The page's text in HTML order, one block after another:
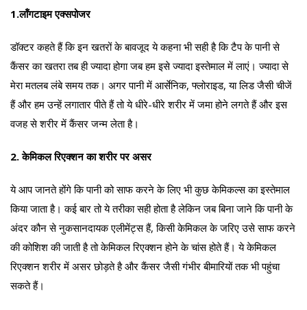
1.लॉंगटाइम एक्सपोजर
डॉक्टर कहते हैं कि इन खतरों के बावजूद ये कहना भी सही है कि टैप के पानी से
कैंसर का खतरा तब ही ज्यादा होगा जब हम इसे ज्यादा इस्तेमाल में लाएं। ज्यादा से
मेरा मतलब लंबे समय तक। अगर पानी में आर्सेनिक, फ्लोराइड, या लिड जैसी चीजें
हैं और हम उन्हें लगातार पीते हैं तो ये धीरे-धीरे शरीर में जमा होने लगते हैं और इस
वजह से शरीर में कैंसर जन्म लेता है।
2. केमिकल रिएक्शन का शरीर पर असर
ये आप जानते होंगे कि पानी को साफ करने के लिए भी कुछ केमिकल्स का इस्तेमाल
किया जाता है। कई बार तो ये तरीका सही होता है लेकिन जब बिना जाने कि पानी के
अंदर कौन से नुकसानदायक एलीमेंट्स हैं, किसी केमिकल के जरिए उसे साफ करने
की कोशिश की जाती है तो केमिकल रिएक्शन होने के चांस होते हैं। ये केमिकल
रिएक्शन शरीर में असर छोड़ते है और कैंसर जैसी गंभीर बीमारियों तक भी पहुंचा
सकते हैं।